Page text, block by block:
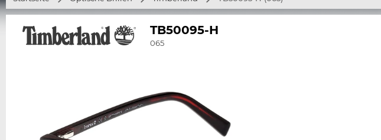
TB50095-H
065